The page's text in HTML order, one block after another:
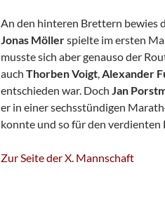
An den hinteren Brettern bewies
Jonas Möllerspielte im ersten
musste sich aber genauso der
auch Thorben Voigt,Alexander
entschieden war. Doch Jan
er in einer sechsstündigen
konnte und so für den
Zur Seite der X. Mannschaft